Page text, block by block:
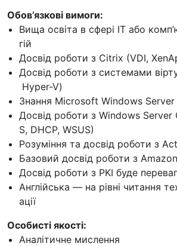
Обов’язкові вимоги:
Вища освіта в сфері ІТ або
гій
Досвід роботи з Citrix (VDI,
Досвід роботи з системами
Hyper-V)
Знання Microsoft Windows
Досвід роботи з Windows Server
S, DHCP, WSUS)
Розуміння та досвід роботи з
Базовий досвід роботи з
Досвід роботи з PKI буде
Англійська — на рівні читання
ації
Особисті якості:
Аналітичне мислення